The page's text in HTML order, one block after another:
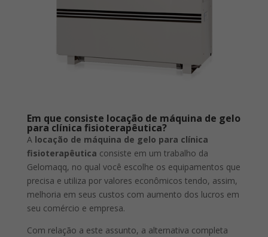
Em que consiste locação de máquina de gelo
para clínica fisioterapêutica?
A locação de máquina de gelo para clínica
fisioterapêutica consiste em um trabalho da
Gelomaqq, no qual você escolhe os equipamentos que
precisa e utiliza por valores econômicos tendo, assim,
melhoria em seus custos com aumento dos lucros em
seu comércio e empresa.
Com relação a este assunto, a alternativa completa